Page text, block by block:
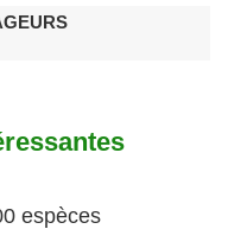
espèces